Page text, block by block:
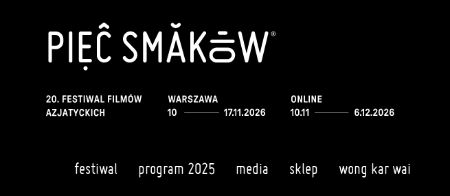
festiwal program 2025 media sklep wong kar wai